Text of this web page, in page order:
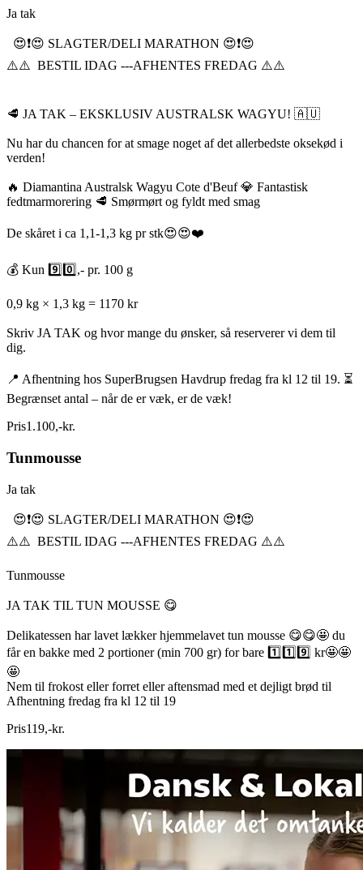
Ja tak
😍❗️😍 SLAGTER/DELI MARATHON 😍❗️😍
⚠️⚠️ BESTIL IDAG ---AFHENTES FREDAG ⚠️⚠️
🥩 JA TAK – EKSKLUSIV AUSTRALSK WAGYU! 🇦🇺
Nu har du chancen for at smage noget af det allerbedste oksekød i
verden!
🔥 Diamantina Australsk Wagyu Cote d'Beuf 💎 Fantastisk
fedtmarmorering 🥩 Smørmørt og fyldt med smag
De skåret i ca 1,1-1,3 kg pr stk😍😍❤️
💰 Kun 9️⃣0️⃣,- pr. 100 g
0,9 kg × 1,3 kg = 1170 kr
Skriv JA TAK og hvor mange du ønsker, så reserverer vi dem til
dig.
📍 Afhentning hos SuperBrugsen Havdrup fredag fra kl 12 til 19. ⏳
Begrænset antal – når de er væk, er de væk!
Pris1.100,-kr.
Tunmousse
Ja tak
😍❗️😍 SLAGTER/DELI MARATHON 😍❗️😍
⚠️⚠️ BESTIL IDAG ---AFHENTES FREDAG ⚠️⚠️
Tunmousse
JA TAK TIL TUN MOUSSE 😋
Delikatessen har lavet lækker hjemmelavet tun mousse 😋😋🤩 du
får en bakke med 2 portioner (min 700 gr) for bare 1️⃣1️⃣9️⃣ kr🤩🤩
🤩
Nem til frokost eller forret eller aftensmad med et dejligt brød til
Afhentning fredag fra kl 12 til 19
Pris119,-kr.